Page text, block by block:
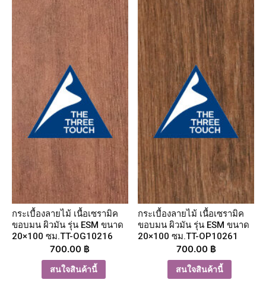
กระเบื้องลายไม้ เนื้อเซรามิค
ขอบมน ผิวมัน รุ่น ESM ขนาด
20×100 ซม.TT-OG10216
700.00 ฿
สนใจสินค้านี้
กระเบื้องลายไม้ เนื้อเซรามิค
ขอบมน ผิวมัน รุ่น ESM ขนาด
20×100 ซม.TT-OP10261
700.00 ฿
สนใจสินค้านี้